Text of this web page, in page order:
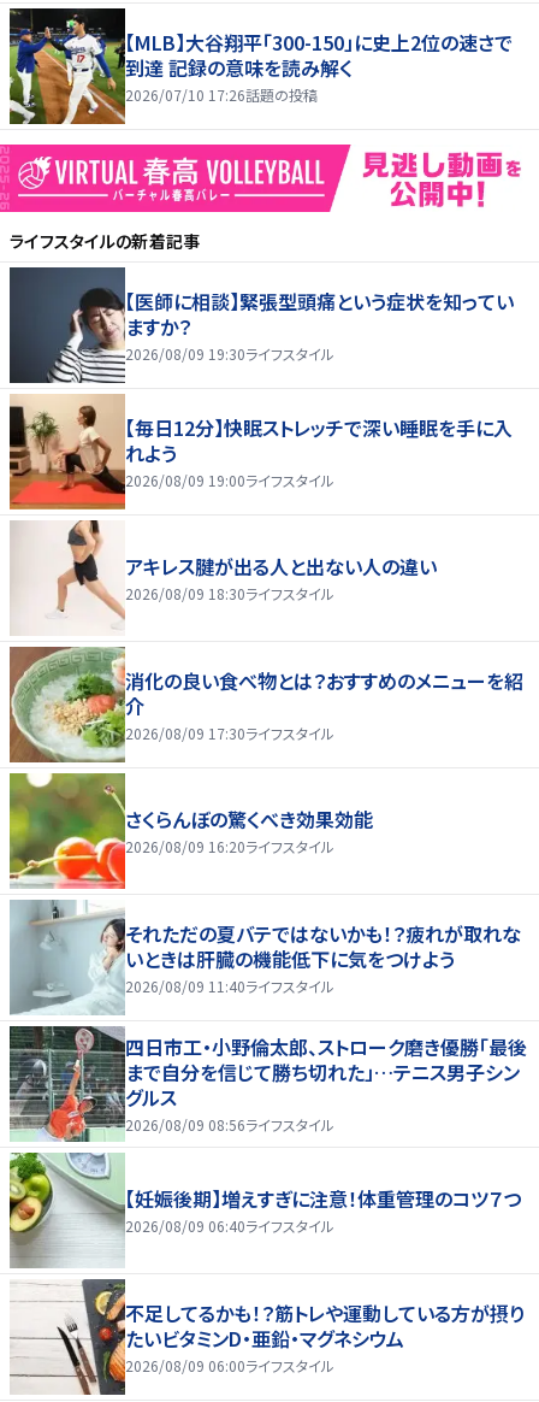
【MLB】大谷翔平「300-150」に史上2位の速さで
到達 記録の意味を読み解く
2026/07/10 17:26話題の投稿
ライフスタイルの新着記事
【医師に相談】緊張型頭痛という症状を知ってい
ますか？
2026/08/09 19:30ライフスタイル
【毎日12分】快眠ストレッチで深い睡眠を手に入
れよう
2026/08/09 19:00ライフスタイル
アキレス腱が出る人と出ない人の違い
2026/08/09 18:30ライフスタイル
消化の良い食べ物とは？おすすめのメニューを紹
介
2026/08/09 17:30ライフスタイル
さくらんぼの驚くべき効果効能
2026/08/09 16:20ライフスタイル
それただの夏バテではないかも！？疲れが取れな
いときは肝臓の機能低下に気をつけよう
2026/08/09 11:40ライフスタイル
四日市工・小野倫太郎、ストローク磨き優勝「最後
まで自分を信じて勝ち切れた」…テニス男子シン
グルス
2026/08/09 08:56ライフスタイル
【妊娠後期】増えすぎに注意！体重管理のコツ７つ
2026/08/09 06:40ライフスタイル
不足してるかも！？筋トレや運動している方が摂り
たいビタミンD・亜鉛・マグネシウム
2026/08/09 06:00ライフスタイル